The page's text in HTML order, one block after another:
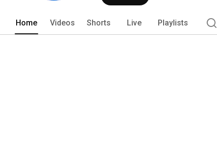
Home Videos Shorts Live Playlists